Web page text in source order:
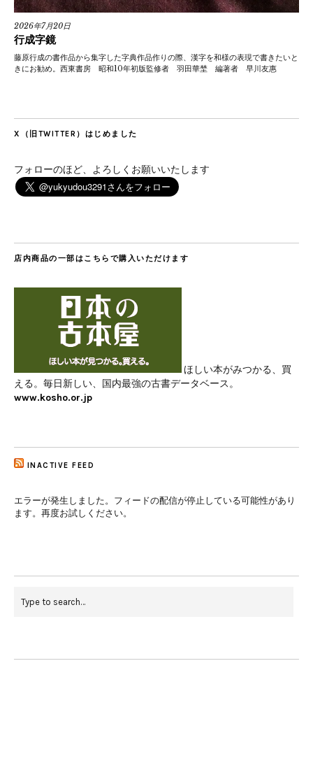
2026年7月20日
行成字鏡
藤原行成の書作品から集字した字典作品作りの際、漢字を和様の表現で書きたいと
きにお勧め。西東書房 昭和10年初版監修者 羽田華埜 編著者 早川友惠
X（旧TWITTER）はじめました
フォローのほど、よろしくお願いいたします
店内商品の一部はこちらで購入いただけます
ほしい本がみつかる、買
える。毎日新しい、国内最強の古書データベース。
www.kosho.or.jp
INACTIVE FEED
エラーが発生しました。フィードの配信が停止している可能性があり
ます。再度お試しください。